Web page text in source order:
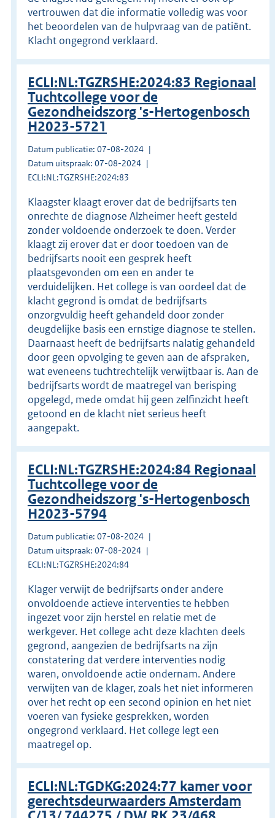
vertrouwen dat die informatie volledig was voor
het beoordelen van de hulpvraag van de patiënt.
Klacht ongegrond verklaard.
ECLI:NL:TGZRSHE:2024:83 Regionaal
Tuchtcollege voor de
Gezondheidszorg 's-Hertogenbosch
H2023-5721
Datum publicatie: 07-08-2024
Datum uitspraak: 07-08-2024
ECLI:NL:TGZRSHE:2024:83
Klaagster klaagt erover dat de bedrijfsarts ten
onrechte de diagnose Alzheimer heeft gesteld
zonder voldoende onderzoek te doen. Verder
klaagt zij erover dat er door toedoen van de
bedrijfsarts nooit een gesprek heeft
plaatsgevonden om een en ander te
verduidelijken. Het college is van oordeel dat de
klacht gegrond is omdat de bedrijfsarts
onzorgvuldig heeft gehandeld door zonder
deugdelijke basis een ernstige diagnose te stellen.
Daarnaast heeft de bedrijfsarts nalatig gehandeld
door geen opvolging te geven aan de afspraken,
wat eveneens tuchtrechtelijk verwijtbaar is. Aan de
bedrijfsarts wordt de maatregel van berisping
opgelegd, mede omdat hij geen zelfinzicht heeft
getoond en de klacht niet serieus heeft
aangepakt.
ECLI:NL:TGZRSHE:2024:84 Regionaal
Tuchtcollege voor de
Gezondheidszorg 's-Hertogenbosch
H2023-5794
Datum publicatie: 07-08-2024
Datum uitspraak: 07-08-2024
ECLI:NL:TGZRSHE:2024:84
Klager verwijt de bedrijfsarts onder andere
onvoldoende actieve interventies te hebben
ingezet voor zijn herstel en relatie met de
werkgever. Het college acht deze klachten deels
gegrond, aangezien de bedrijfsarts na zijn
constatering dat verdere interventies nodig
waren, onvoldoende actie ondernam. Andere
verwijten van de klager, zoals het niet informeren
over het recht op een second opinion en het niet
voeren van fysieke gesprekken, worden
ongegrond verklaard. Het college legt een
maatregel op.
ECLI:NL:TGDKG:2024:77 kamer voor
gerechtsdeurwaarders Amsterdam